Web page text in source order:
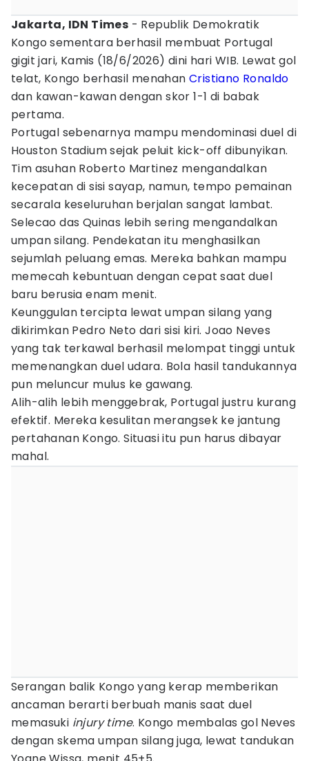
Jakarta, IDN Times - Republik Demokratik
Kongo sementara berhasil membuat Portugal
gigit jari, Kamis (18/6/2026) dini hari WIB. Lewat gol
telat, Kongo berhasil menahan Cristiano Ronaldo
dan kawan-kawan dengan skor 1-1 di babak
pertama.
Portugal sebenarnya mampu mendominasi duel di
Houston Stadium sejak peluit kick-off dibunyikan.
Tim asuhan Roberto Martinez mengandalkan
kecepatan di sisi sayap, namun, tempo pemainan
secarala keseluruhan berjalan sangat lambat.
Selecao das Quinas lebih sering mengandalkan
umpan silang. Pendekatan itu menghasilkan
sejumlah peluang emas. Mereka bahkan mampu
memecah kebuntuan dengan cepat saat duel
baru berusia enam menit.
Keunggulan tercipta lewat umpan silang yang
dikirimkan Pedro Neto dari sisi kiri. Joao Neves
yang tak terkawal berhasil melompat tinggi untuk
memenangkan duel udara. Bola hasil tandukannya
pun meluncur mulus ke gawang.
Alih-alih lebih menggebrak, Portugal justru kurang
efektif. Mereka kesulitan merangsek ke jantung
pertahanan Kongo. Situasi itu pun harus dibayar
mahal.
Serangan balik Kongo yang kerap memberikan
ancaman berarti berbuah manis saat duel
memasuki injury time. Kongo membalas gol Neves
dengan skema umpan silang juga, lewat tandukan